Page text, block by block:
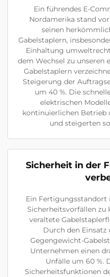
Ein führendes E-
Nordamerika stand
seinen
Gabelstaplern,
Einhaltung
dem Wechsel zu unseren
Gabelstaplern
Steigerung der
um 40 %. Die
elektrischen
kontinuierlichen Betrieb
und steigerten
Sicherheit in der
Ein
Sicherheitsvorfällen zu
veraltete
Durch den Einsatz
Gegengewicht-
Unternehmen einen
Unfälle um 60 %.
Sicherheitsfunktionen